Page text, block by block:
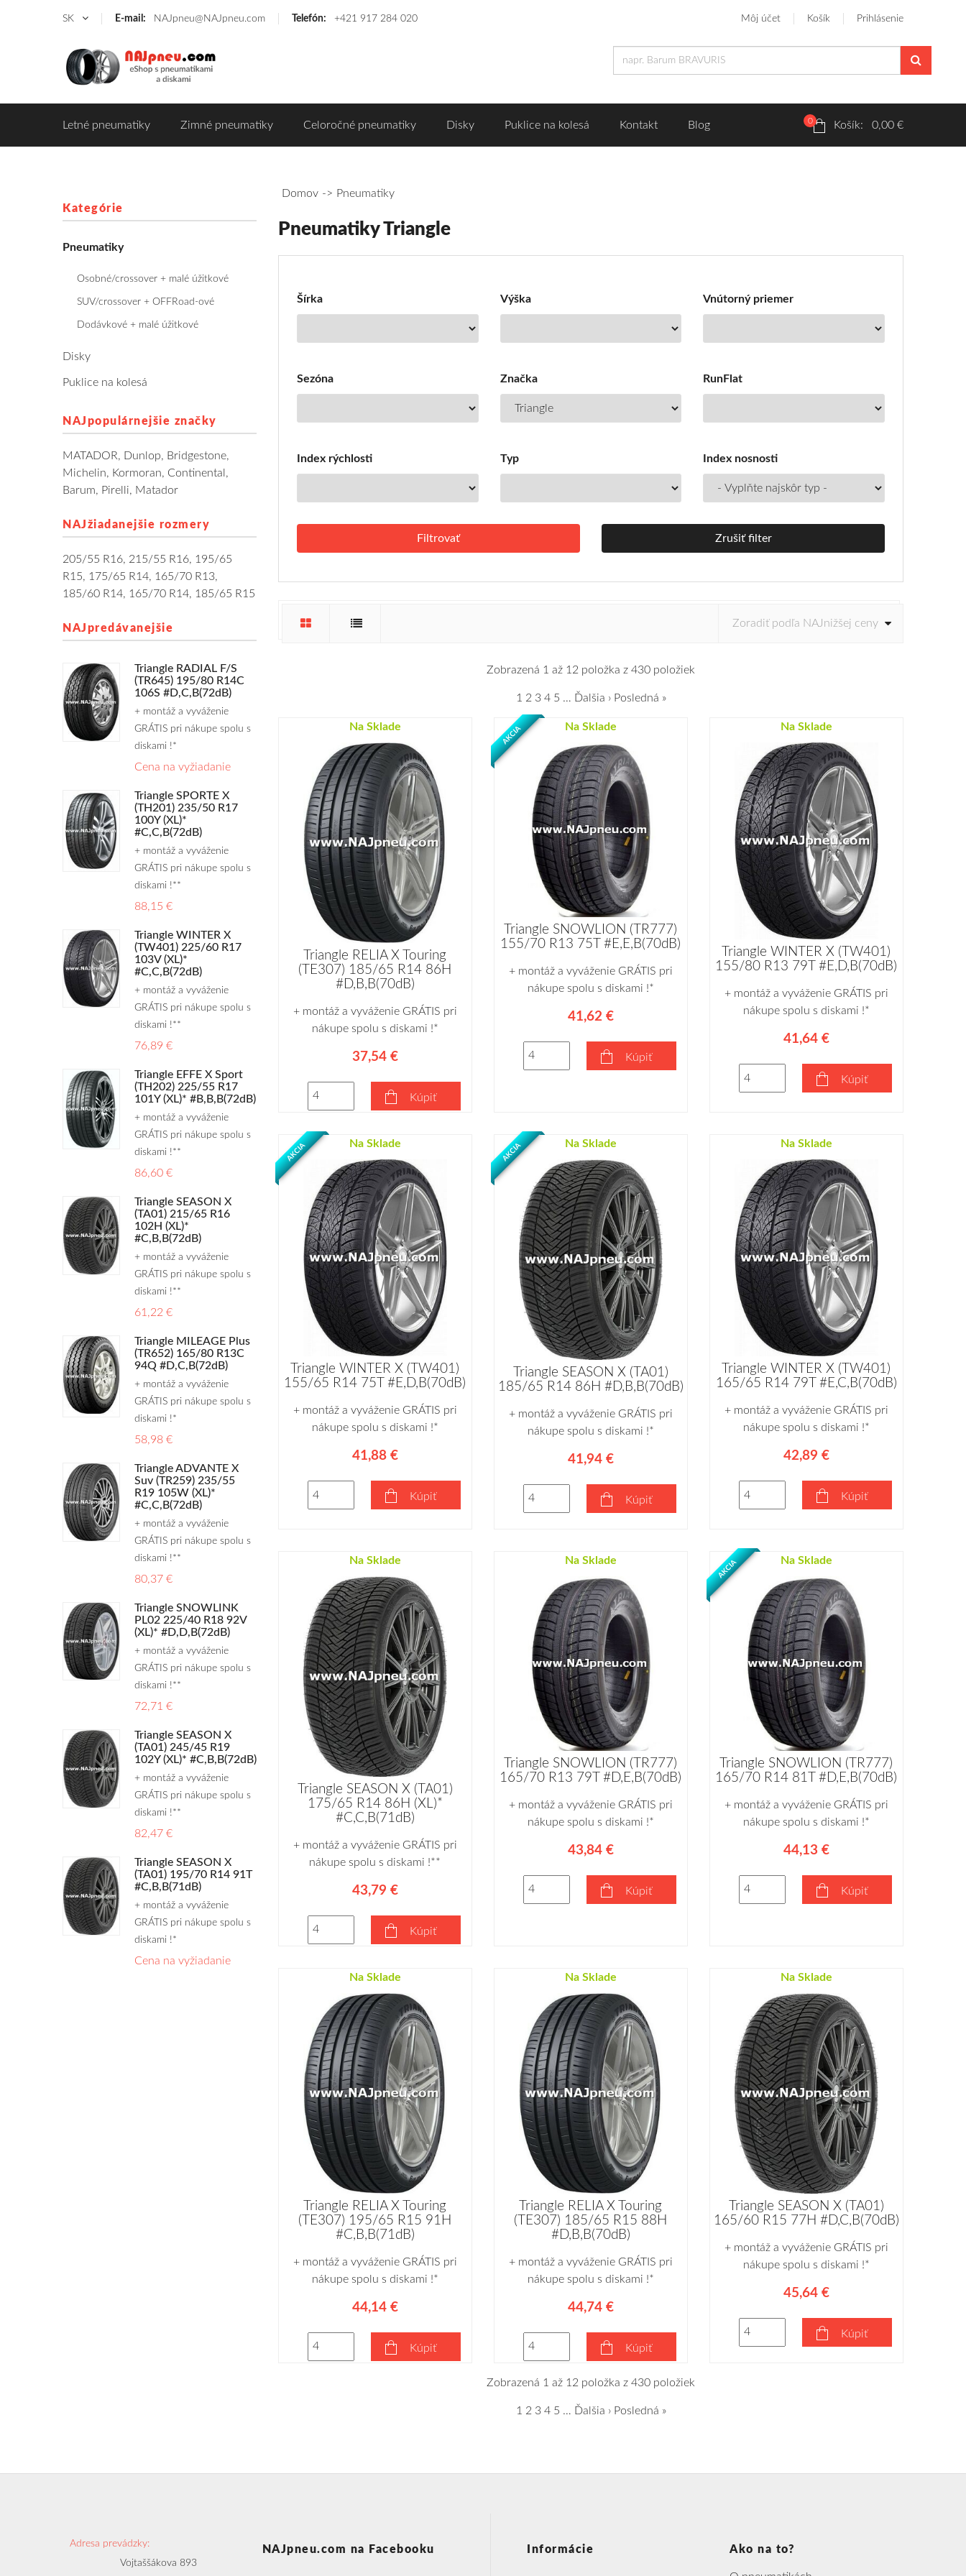
SK E-mail: NAJpneu@NAJpneu.com Telefón: +421 917 284 020 Môj účet Košík Prihlásenie
Letné pneumatiky Zimné pneumatiky Celoročné pneumatiky Disky Puklice na kolesá Kontakt Blog 0 Košík: 0,00 €
Kategórie
Pneumatiky
Osobné/crossover + malé úžitkové
SUV/crossover + OFFRoad-ové
Dodávkové + malé úžitkové
Disky
Puklice na kolesá
NAJpopulárnejšie značky
MATADOR, Dunlop, Bridgestone,
Michelin, Kormoran, Continental ,
Barum, Pirelli, Matador
NAJžiadanejšie rozmery
205/55 R16, 215/55 R16, 195/65
R15, 175/65 R14, 165/70 R13,
185/60 R14, 165/70 R14, 185/65 R15
NAJpredávanejšie
Triangle RADIAL F/S
(TR645) 195/80 R14C
106S #D,C,B(72dB)
+ montáž a vyváženie
GRÁTIS pri nákupe spolu s
diskami !*
Cena na vyžiadanie
Triangle SPORTE X
(TH201) 235/50 R17
100Y (XL)*
#C,C,B(72dB)
+ montáž a vyváženie
GRÁTIS pri nákupe spolu s
diskami !**
88,15 €
Triangle WINTER X
(TW401) 225/60 R17
103V (XL)*
#C,C,B(72dB)
+ montáž a vyváženie
GRÁTIS pri nákupe spolu s
diskami !**
76,89 €
Triangle EFFE X Sport
(TH202) 225/55 R17
101Y (XL)* #B,B,B(72dB)
+ montáž a vyváženie
GRÁTIS pri nákupe spolu s
diskami !**
86,60 €
Triangle SEASON X
(TA01) 215/65 R16
102H (XL)*
#C,B,B(72dB)
+ montáž a vyváženie
GRÁTIS pri nákupe spolu s
diskami !**
61,22 €
Triangle MILEAGE Plus
(TR652) 165/80 R13C
94Q #D,C,B(72dB)
+ montáž a vyváženie
GRÁTIS pri nákupe spolu s
diskami !*
58,98 €
Triangle ADVANTE X
Suv (TR259) 235/55
R19 105W (XL)*
#C,C,B(72dB)
+ montáž a vyváženie
GRÁTIS pri nákupe spolu s
diskami !**
80,37 €
Triangle SNOWLINK
PL02 225/40 R18 92V
(XL)* #D,D,B(72dB)
+ montáž a vyváženie
GRÁTIS pri nákupe spolu s
diskami !**
72,71 €
Triangle SEASON X
(TA01) 245/45 R19
102Y (XL)* #C,B,B(72dB)
+ montáž a vyváženie
GRÁTIS pri nákupe spolu s
diskami !**
82,47 €
Triangle SEASON X
(TA01) 195/70 R14 91T
#C,B,B(71dB)
+ montáž a vyváženie
GRÁTIS pri nákupe spolu s
diskami !*
Cena na vyžiadanie
Domov Pneumatiky
Pneumatiky Triangle
Filter
pre
Triangle
Šírka Výška Vnútorný priemer
Sezóna Značka RunFlat
Index rýchlosti Typ Index nosnosti
Zrušiť filter
Zobrazená 1 až 12 položka z 430 položiek
1 2 3 4 5 … Ďalšia › Posledná »
Na Sklade
Triangle RELIA X Touring
(TE307) 185/65 R14 86H
#D,B,B(70dB)
+ montáž a vyváženie GRÁTIS pri
nákupe spolu s diskami !*
37,54 €
Kúpiť
Na Sklade
AKCIA
Triangle SNOWLION (TR777)
155/70 R13 75T #E,E,B(70dB)
+ montáž a vyváženie GRÁTIS pri
nákupe spolu s diskami !*
41,62 €
Kúpiť
Na Sklade
Triangle WINTER X (TW401)
155/80 R13 79T #E,D,B(70dB)
+ montáž a vyváženie GRÁTIS pri
nákupe spolu s diskami !*
41,64 €
Kúpiť
Na Sklade
AKCIA
Triangle WINTER X (TW401)
155/65 R14 75T #E,D,B(70dB)
+ montáž a vyváženie GRÁTIS pri
nákupe spolu s diskami !*
41,88 €
Kúpiť
Na Sklade
AKCIA
Triangle SEASON X (TA01)
185/65 R14 86H #D,B,B(70dB)
+ montáž a vyváženie GRÁTIS pri
nákupe spolu s diskami !*
41,94 €
Kúpiť
Na Sklade
Triangle WINTER X (TW401)
165/65 R14 79T #E,C,B(70dB)
+ montáž a vyváženie GRÁTIS pri
nákupe spolu s diskami !*
42,89 €
Kúpiť
Na Sklade
Triangle SEASON X (TA01)
175/65 R14 86H (XL)*
#C,C,B(71dB)
+ montáž a vyváženie GRÁTIS pri
nákupe spolu s diskami !**
43,79 €
Kúpiť
Na Sklade
Triangle SNOWLION (TR777)
165/70 R13 79T #D,E,B(70dB)
+ montáž a vyváženie GRÁTIS pri
nákupe spolu s diskami !*
43,84 €
Kúpiť
Na Sklade
AKCIA
Triangle SNOWLION (TR777)
165/70 R14 81T #D,E,B(70dB)
+ montáž a vyváženie GRÁTIS pri
nákupe spolu s diskami !*
44,13 €
Kúpiť
Na Sklade
Triangle RELIA X Touring
(TE307) 195/65 R15 91H
#C,B,B(71dB)
+ montáž a vyváženie GRÁTIS pri
nákupe spolu s diskami !*
44,14 €
Kúpiť
Na Sklade
Triangle RELIA X Touring
(TE307) 185/65 R15 88H
#D,B,B(70dB)
+ montáž a vyváženie GRÁTIS pri
nákupe spolu s diskami !*
44,74 €
Kúpiť
Na Sklade
Triangle SEASON X (TA01)
165/60 R15 77H #D,C,B(70dB)
+ montáž a vyváženie GRÁTIS pri
nákupe spolu s diskami !*
45,64 €
Kúpiť
Zobrazená 1 až 12 položka z 430 položiek
1 2 3 4 5 … Ďalšia › Posledná »
Adresa prevádzky:
Vojtaššákova 893
NAJpneu.com na Facebooku Informácie Ako na to?